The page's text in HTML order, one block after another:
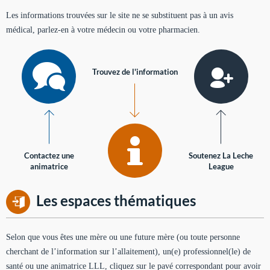
Les informations trouvées sur le site ne se substituent pas à un avis
médical, parlez-en à votre médecin ou votre pharmacien.
Contactez une
animatrice
Trouvez de l'information
Soutenez La Leche
League
Les espaces thématiques
Selon que vous êtes une mère ou une future mère (ou toute personne
cherchant de l’information sur l’allaitement), un(e) professionnel(le) de
santé ou une animatrice LLL, cliquez sur le pavé correspondant pour avoir